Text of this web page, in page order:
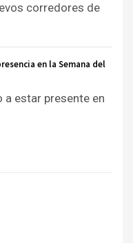
corredores de
en la Semana del
a estar presente en